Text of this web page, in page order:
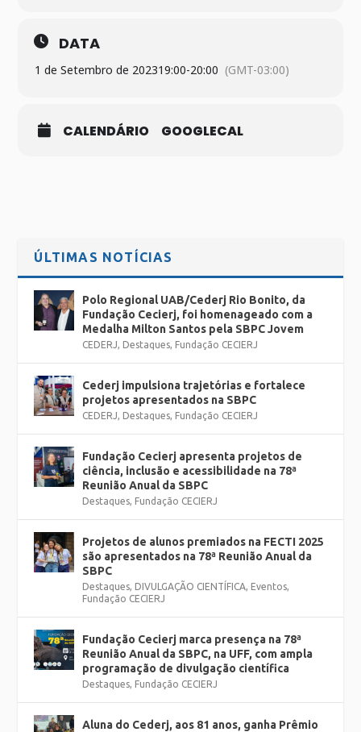
Libras.
DATA
1 de Setembro de 202319:00-20:00 (GMT-03:00)
CALENDÁRIO GOOGLECAL
ÚLTIMAS NOTÍCIAS
Polo Regional UAB/Cederj Rio Bonito, da
Fundação Cecierj, foi homenageado com a
Medalha Milton Santos pela SBPC Jovem
CEDERJ, Destaques, Fundação CECIERJ
Cederj impulsiona trajetórias e fortalece
projetos apresentados na SBPC
CEDERJ, Destaques, Fundação CECIERJ
Fundação Cecierj apresenta projetos de
ciência, inclusão e acessibilidade na 78ª
Reunião Anual da SBPC
Destaques, Fundação CECIERJ
Projetos de alunos premiados na FECTI 2025
são apresentados na 78ª Reunião Anual da
SBPC
Destaques, DIVULGAÇÃO CIENTÍFICA, Eventos,
Fundação CECIERJ
Fundação Cecierj marca presença na 78ª
Reunião Anual da SBPC, na UFF, com ampla
programação de divulgação científica
Destaques, Fundação CECIERJ
Aluna do Cederj, aos 81 anos, ganha Prêmio